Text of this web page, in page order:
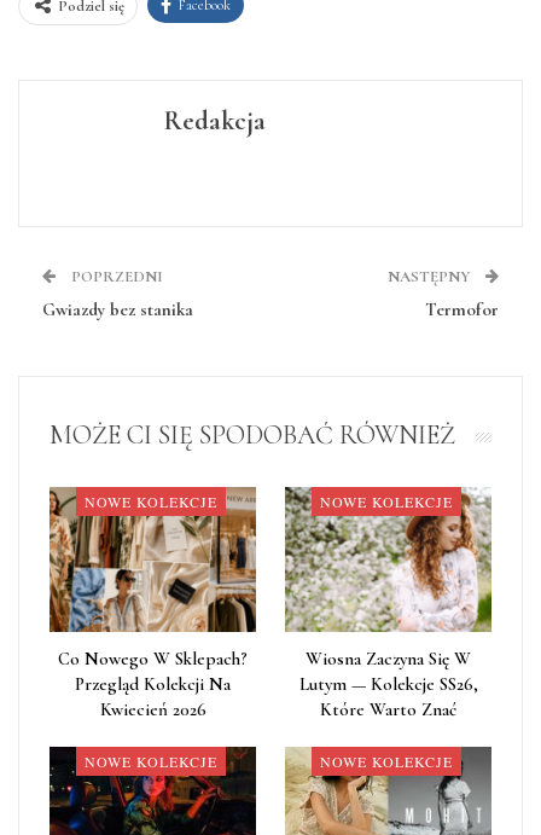
Podziel się Facebook
Redakcja
POPRZEDNI
Gwiazdy bez stanika
NASTĘPNY
Termofor
MOŻE CI SIĘ SPODOBAĆ RÓWNIEŻ
NOWE KOLEKCJE
Co Nowego W Sklepach?
Przegląd Kolekcji Na
Kwiecień 2026
NOWE KOLEKCJE
Wiosna Zaczyna Się W
Lutym — Kolekcje SS26,
Które Warto Znać
NOWE KOLEKCJE NOWE KOLEKCJE